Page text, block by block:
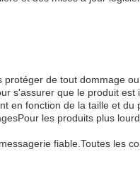
de tout dommage
s'assurer que le produit est
en fonction de la taille et
les produits plus
fiable.Toutes les